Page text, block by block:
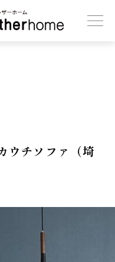
ホーム
チソファ（埼